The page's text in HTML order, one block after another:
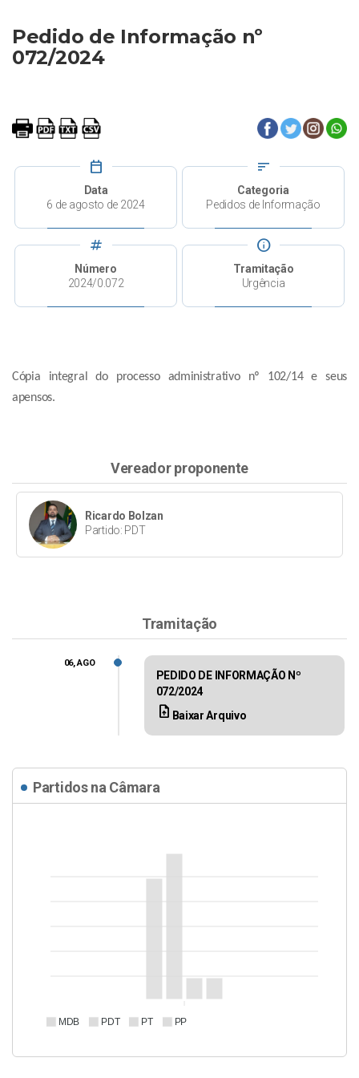
Pedido de Informação nº
072/2024
calendar_today
Data
6 de agosto de 2024
sort
Categoria
Pedidos de Informação
tag
Número
2024/0.072
info
Tramitação
Urgência
Cópia integral do processo administrativo nº 102/14 e seus
apensos.
Vereador proponente
Ricardo Bolzan
Partido: PDT
Tramitação
PEDIDO DE INFORMAÇÃO Nº
072/2024
upload_file Baixar Arquivo
06, AGO
Partidos na Câmara
MDB PDT PT PP